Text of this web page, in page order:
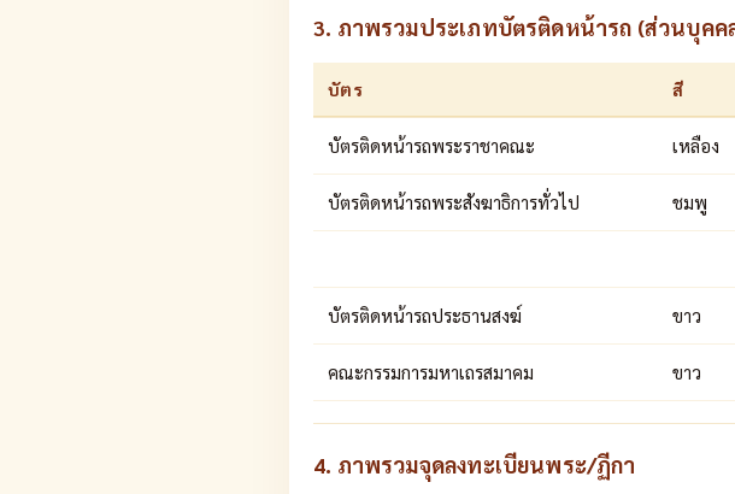
3. ภาพรวมประเภทบัตรติดหน้ารถ (ส่วนบุค
บัตร สี
บัตรติดหน้ารถพระราชาคณะ เหลือง
บัตรติดหน้ารถพระสังฆาธิการทั่วไป ชมพู
บัตรติดหน้ารถประธานสงฆ์ ขาว
คณะกรรมการมหาเถรสมาคม ขาว
4. ภาพรวมจุดลงทะเบียนพระ/ฏีกา